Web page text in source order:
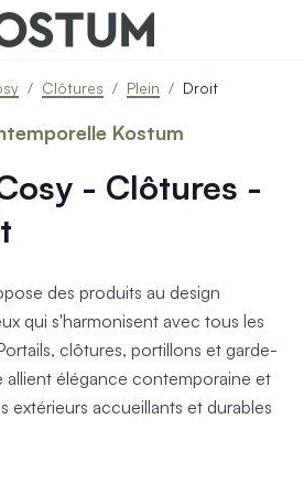
Portails contemporains
Portails traditionnels
Portails architectes
Portails avec décors
Portails économiques
Motorisation Portail
> Tous nos portillons
> Portillons contemporains
> Portillons traditionnels
> Portillons architectes
> Portillons décoratifs
> Motorisation Portillon
> Ouvertures Spéciales
/ Clôtures / Plein / Droit
- Clôtures -
Kostum
des produits au design
qui s'harmonisent avec tous les
clôtures, portillons et garde-
élégance contemporaine et
extérieurs accueillants et durables